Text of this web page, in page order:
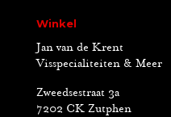
Winkel
Jan van de Krent
Visspecialiteiten & Meer
Zweedsestraat 3a
7202 CK Zutphen